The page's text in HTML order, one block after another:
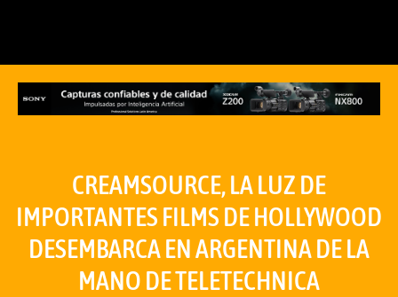
CREAMSOURCE, LA LUZ DE
IMPORTANTES FILMS DE HOLLYWOOD
DESEMBARCA EN ARGENTINA DE LA
MANO DE TELETECHNICA